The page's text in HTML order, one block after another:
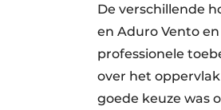
De verschillende
en Aduro Vento
professionele
over het
goede keuze was